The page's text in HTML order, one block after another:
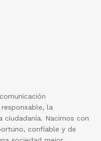
la
ciudadanía. Nacimos con
confiable y de